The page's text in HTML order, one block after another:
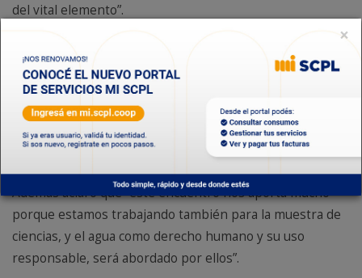
del vital elemento”.
Barrios, manifestó que “estábamos ansiosos esperando
esta charla, y agradecemos mucho la capacitación, dado
que la temática del agua es trabajada por los chicos en el
aula. Ellos se informaron e investigaron sobre la
importancia de este recurso, y hoy se pudo reflejar por la
manera en que interactuaron durante la jornada”.
Además aclaró que “este encuentro nos aporta mucho
porque estamos trabajando también para la muestra de
ciencias, y el agua como derecho humano y su uso
responsable, será abordado por ellos”.
×